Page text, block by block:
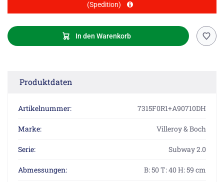
(Spedition)
In den Warenkorb
Produktdaten
Artikelnummer: 7315F0R1+A90710DH
Marke: Villeroy & Boch
Serie: Subway 2.0
Abmessungen: B: 50 T: 40 H: 59 cm